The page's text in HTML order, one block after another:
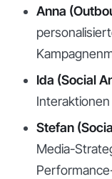
Anna
Ida (Social
Stefan
Media-